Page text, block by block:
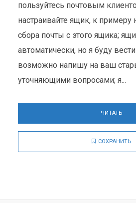
пользуйтесь почтовым
настраивайте ящик, к примеру
сбора почты с этого ящика;
автоматически, но я буду
возможно напишу на ваш
уточняющими вопросами; я...
ЧИТАТЬ
СОХРАНИТЬ